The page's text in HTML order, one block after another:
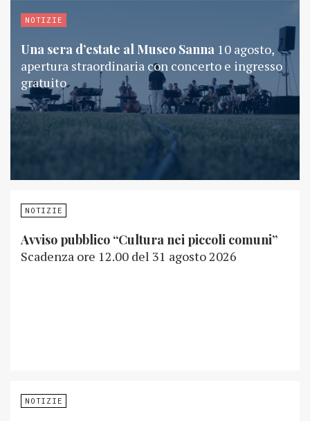
NOTIZIE
Una sera d’estate al Museo Sanna 10 agosto,
apertura straordinaria con concerto e ingresso
gratuito
NOTIZIE
Avviso pubblico “Cultura nei piccoli comuni”
Scadenza ore 12.00 del 31 agosto 2026
NOTIZIE